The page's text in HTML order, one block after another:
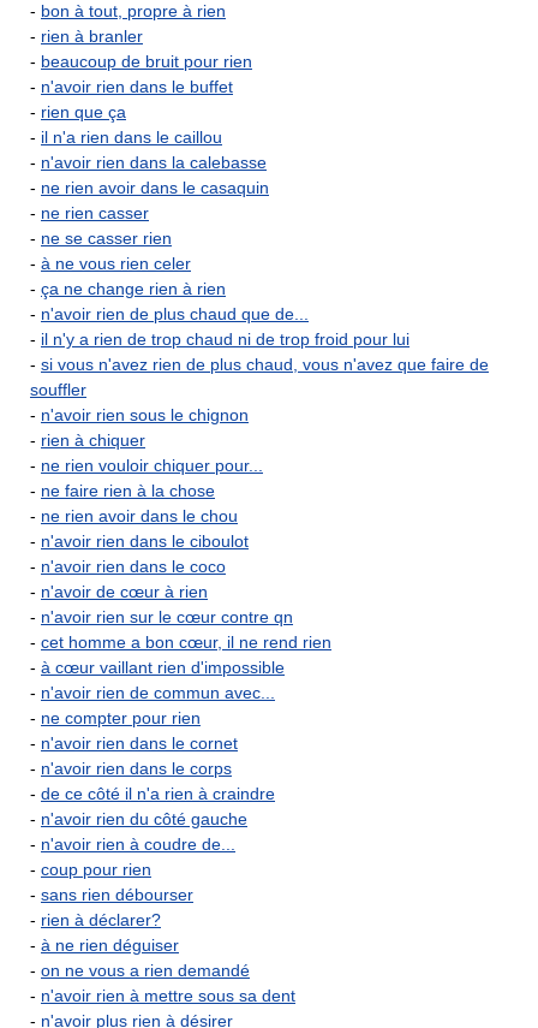
- bon à tout, propre à rien
- rien à branler
- beaucoup de bruit pour rien
- n'avoir rien dans le buffet
- rien que ça
- il n'a rien dans le caillou
- n'avoir rien dans la calebasse
- ne rien avoir dans le casaquin
- ne rien casser
- ne se casser rien
- à ne vous rien celer
- ça ne change rien à rien
- n'avoir rien de plus chaud que de...
- il n'y a rien de trop chaud ni de trop froid pour lui
- si vous n'avez rien de plus chaud, vous n'avez que faire de
souffler
- n'avoir rien sous le chignon
- rien à chiquer
- ne rien vouloir chiquer pour...
- ne faire rien à la chose
- ne rien avoir dans le chou
- n'avoir rien dans le ciboulot
- n'avoir rien dans le coco
- n'avoir de cœur à rien
- n'avoir rien sur le cœur contre qn
- cet homme a bon cœur, il ne rend rien
- à cœur vaillant rien d'impossible
- n'avoir rien de commun avec...
- ne compter pour rien
- n'avoir rien dans le cornet
- n'avoir rien dans le corps
- de ce côté il n'a rien à craindre
- n'avoir rien du côté gauche
- n'avoir rien à coudre de...
- coup pour rien
- sans rien débourser
- rien à déclarer?
- à ne rien déguiser
- on ne vous a rien demandé
- n'avoir rien à mettre sous sa dent
- n'avoir plus rien à désirer